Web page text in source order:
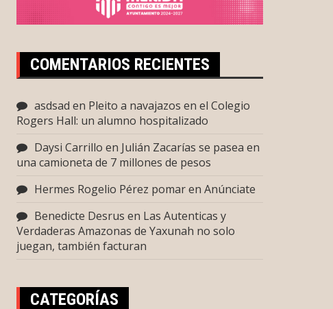
COMENTARIOS RECIENTES
asdsad en Pleito a navajazos en el Colegio
Rogers Hall: un alumno hospitalizado
Daysi Carrillo en Julián Zacarías se pasea en
una camioneta de 7 millones de pesos
Hermes Rogelio Pérez pomaren Anúnciate
Benedicte Desrus en Las Autenticas y
Verdaderas Amazonas de Yaxunah no solo
juegan, también facturan
CATEGORÍAS